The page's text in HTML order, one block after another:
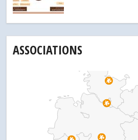
ASSOCIATIONS